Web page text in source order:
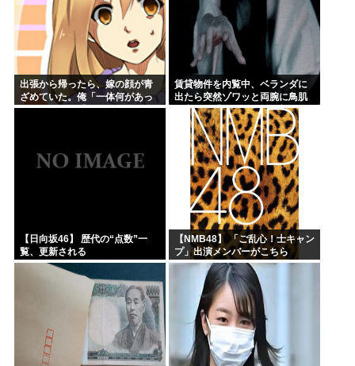
出張から帰ったら、嫁の顔が青
ざめていた。俺「一体何があっ
たんだ？」嫁「…」→子供たち
賃貸物件を内覧中、ベランダに
出たら突然ゾワッと両腕に鳥肌
が出た。「やっぱりこの部屋嫌
だ」と思った瞬間、体が前にド
ンッと突き飛ばされて…
【日向坂46】 歴代の“点数”一
覧、更新される
【NMB48】 「ご乱心！士キャン
プ」出演メンバーがこちら